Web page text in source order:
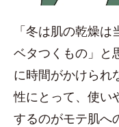
「冬は肌の乾燥
ベタつくもの」と
に時間がかけられ
性にとって、使い
するのがモテ肌へ